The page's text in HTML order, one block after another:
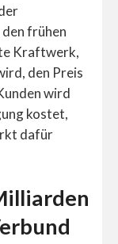
frühen
Kraftwerk,
den Preis
wird
kostet,
dafür